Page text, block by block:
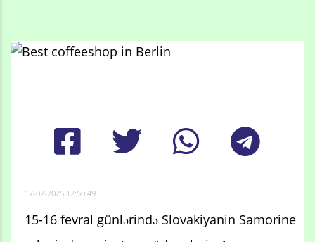
Breadcrumb
17-02-2025 12:50:49
15-16 fevral günlərində Slovakiyanin Samorine